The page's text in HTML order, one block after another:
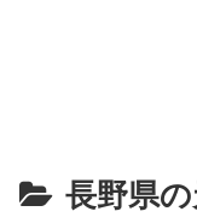
長野県